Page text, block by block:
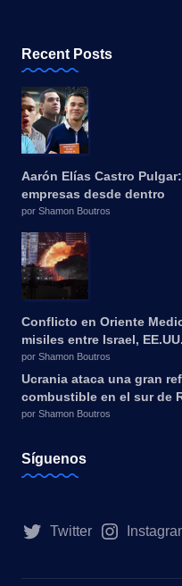
Recent Posts
Aarón Elías Castro
empresas desde dentro
por Shamon Boutros
Conflicto en Oriente
misiles entre Israel,
por Shamon Boutros
Ucrania ataca una gran
combustible en el sur de
por Shamon Boutros
Síguenos
Twitter